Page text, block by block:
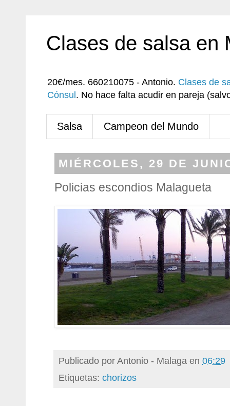
Clases de salsa en
20€/mes. 660210075 - Antonio. Clases de
Cónsul . No hace falta acudir en pareja
Salsa Campeon del Mundo
MIÉRCOLES, 29 DE
Policias escondios Malagueta
Publicado porAntonio - Malaga en 06:29
Etiquetas: chorizos